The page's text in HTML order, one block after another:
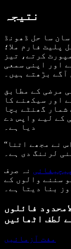
نتیجہ
سا حل ڈھونڈ
پلیٹ فارم ملا؛
کرتے، تیز
اور اپنی سمعی
بڑھتے ہیں۔
مرضی کے مطابق
اور سیکھنے کا
گھنٹے بچا
کے لیے واپس دے
دیا ہے۔
“میں کبھی اس کے بغیر نہیں رہ سکتا، اس نے مجھے اتنا
نہ صرف
سننے والوں کے
بنا دیتا ہے۔
فائلوں
مفت آزمائیں